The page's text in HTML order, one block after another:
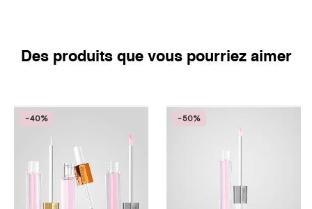
Des produits que vous pourriez aimer
-40% -50%